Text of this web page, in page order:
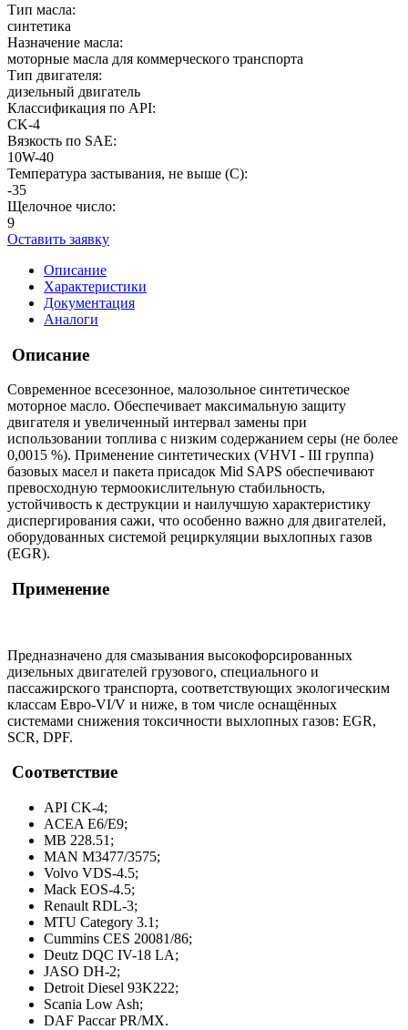
Тип масла:
синтетика
Назначение масла:
моторные масла для коммерческого транспорта
Тип двигателя:
дизельный двигатель
Классификация по API:
CK-4
Вязкость по SAE:
10W-40
Температура застывания, не выше (С):
-35
Щелочное число:
9
Оставить заявку
Описание
Характеристики
Документация
Аналоги
Описание
Современное всесезонное, малозольное синтетическое
моторное масло. Обеспечивает максимальную защиту
двигателя и увеличенный интервал замены при
использовании топлива с низким содержанием серы (не более
0,0015 %). Применение синтетических (VHVI - III группа)
базовых масел и пакета присадок Mid SAPS обеспечивают
превосходную термоокислительную стабильность,
устойчивость к деструкции и наилучшую характеристику
диспергирования сажи, что особенно важно для двигателей,
оборудованных системой рециркуляции выхлопных газов
(EGR).
Применение
Предназначено для смазывания высокофорсированных
дизельных двигателей грузового, специального и
пассажирского транспорта, соответствующих экологическим
классам Евро-VI/V и ниже, в том числе оснащённых
системами снижения токсичности выхлопных газов: EGR,
SCR, DPF.
Соответствие
API CK-4;
ACEA E6/E9;
MB 228.51;
MAN M3477/3575;
Volvo VDS-4.5;
Mack EOS-4.5;
Renault RDL-3;
MTU Category 3.1;
Cummins CES 20081/86;
Deutz DQC IV-18 LA;
JASO DH-2;
Detroit Diesel 93K222;
Scania Low Ash;
DAF Paccar PR/MX.